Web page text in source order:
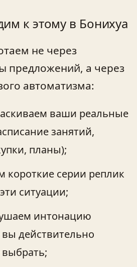
к этому в Бонихуа
не через
предложений, а через
автоматизма:
ваши реальные
занятий,
планы);
короткие серии реплик
ситуации;
интонацию
вы действительно
выбрать;